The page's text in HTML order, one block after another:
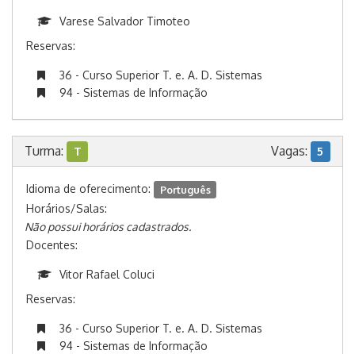
Varese Salvador Timoteo
Reservas:
36 - Curso Superior T. e. A. D. Sistemas
94 - Sistemas de Informação
Turma: T Vagas: 5
Idioma de oferecimento: Português
Horários/Salas:
Não possui horários cadastrados.
Docentes:
Vitor Rafael Coluci
Reservas:
36 - Curso Superior T. e. A. D. Sistemas
94 - Sistemas de Informação